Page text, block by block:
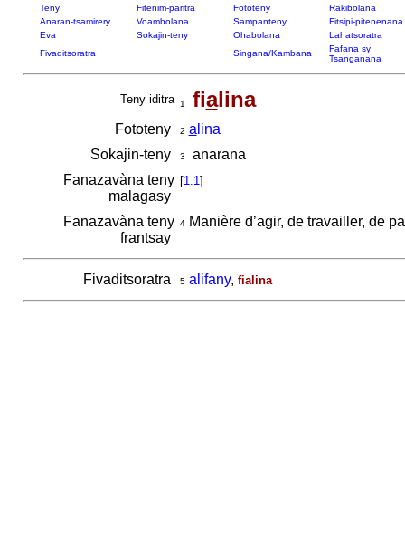
Teny Fitenim-paritra Fototeny
Rakibolana
Anaran-tsamirery
Voambolana Sampanteny
Fitsipi-pitenenana
Eva
Sokajin-teny Ohabolana
Lahatsoratra
Fivaditsoratra
Singana/Kambana
Fafana sy
Tsanganana
Teny iditra 1 fialina
Fototeny 2 a lina
Sokajin-teny
3
anarana
Fanazavàna teny
malagasy
[1.1]
Fanazavàna teny
frantsay
4Manière d’agir, de travailler, de
Fivaditsoratra 5 alifany, fialina